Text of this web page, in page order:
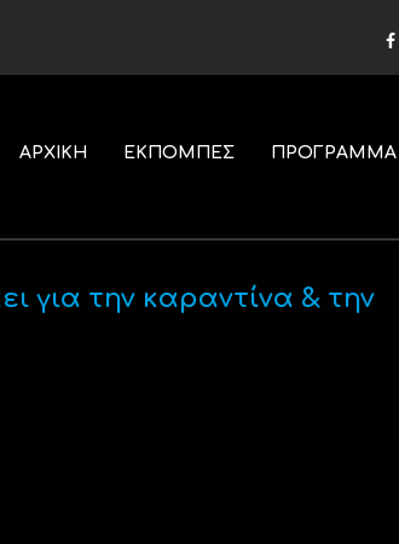
ΑΡΧΙΚΗ ΕΚΠΟΜΠΕΣ ΠΡΟΓΡΑΜΜΑ
για την καραντίνα & την